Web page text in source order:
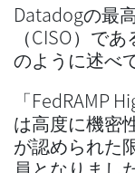
Datadogの最
（CISO）で
のように述べ
「FedRAMP
は高度に機密
が認められた